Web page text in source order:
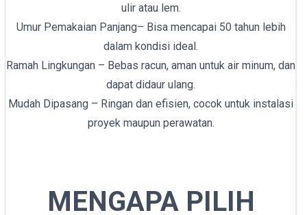
ulir atau lem.
Umur Pemakaian Panjang– Bisa mencapai 50 tahun lebih
dalam kondisi ideal.
Ramah Lingkungan – Bebas racun, aman untuk air minum, dan
dapat didaur ulang.
Mudah Dipasang – Ringan dan efisien, cocok untuk instalasi
proyek maupun perawatan.
MENGAPA PILIH